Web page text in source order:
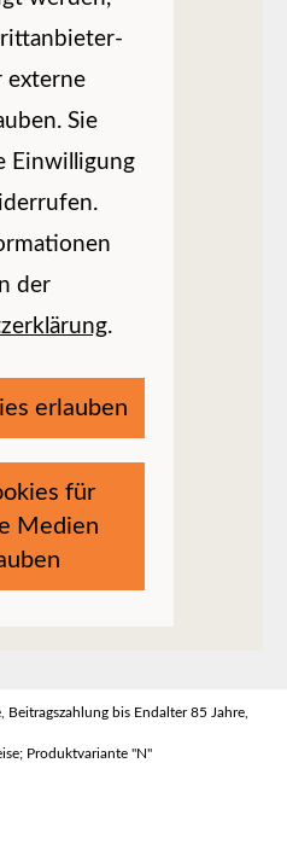
externe
Sie
Einwilligung
der
.
erlauben
für
Medien
bis Endalter 85 Jahre,
Produktvariante "N"